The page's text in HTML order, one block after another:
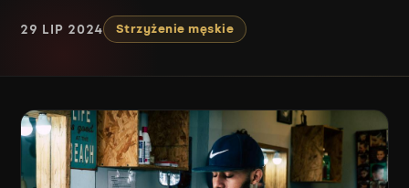
29 LIP 2024 Strzyżenie męskie